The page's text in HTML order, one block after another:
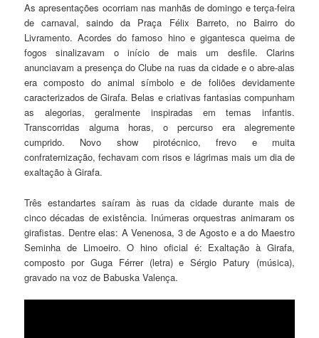
As apresentações ocorriam nas manhãs de domingo e terça-feira
de carnaval, saindo da Praça Félix Barreto, no Bairro do
Livramento. Acordes do famoso hino e gigantesca queima de
fogos sinalizavam o início de mais um desfile. Clarins
anunciavam a presença do Clube na ruas da cidade e o abre-alas
era composto do animal símbolo e de foliões devidamente
caracterizados de Girafa. Belas e criativas fantasias compunham
as alegorias, geralmente inspiradas em temas infantis.
Transcorridas alguma horas, o percurso era alegremente
cumprido. Novo show pirotécnico, frevo e muita
confraternização, fechavam com risos e lágrimas mais um dia de
exaltação à Girafa.
Três estandartes saíram às ruas da cidade durante mais de
cinco décadas de existência. Inúmeras orquestras animaram os
girafistas. Dentre elas: A Venenosa, 3 de Agosto e a do Maestro
Seminha de Limoeiro. O hino oficial é: Exaltação à Girafa,
composto por Guga Férrer (letra) e Sérgio Patury (música),
gravado na voz de Babuska Valença.